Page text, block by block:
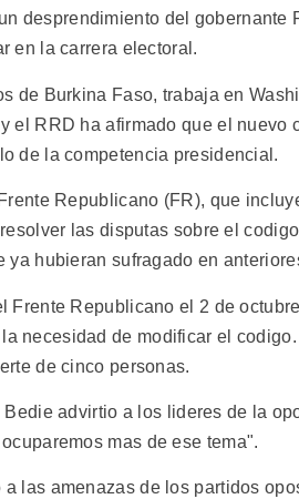
desprendimiento del gobernante
en la carrera electoral.
de Burkina Faso, trabaja en
el RRD ha afirmado que el nuevo
de la competencia presidencial.
Republicano (FR), que
las disputas sobre el
ya hubieran sufragado en
Frente Republicano el 2 de
necesidad de modificar el
de cinco personas.
advirtio a los lideres de la
mas de ese tema".
las amenazas de los partidos